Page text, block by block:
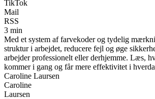
TikTok
Mail
RSS
3 min
Med et system af farvekoder og tydelig
struktur i arbejdet, reducere fejl og øge
arbejder professionelt eller derhjemme. Læs,
kommer i gang og får mere effektivitet i
Caroline Laursen
Caroline
Laursen